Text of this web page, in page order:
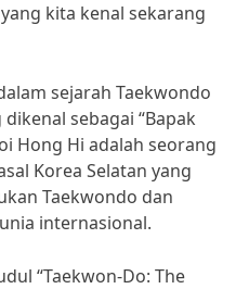
kita kenal sekarang
sejarah Taekwondo
sebagai “Bapak
Hong Hi adalah seorang
Korea Selatan yang
Taekwondo dan
internasional.
“Taekwon-Do: The